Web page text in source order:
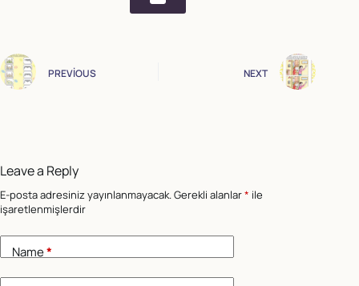
PREVIOUS NEXT
Leave a Reply
E-posta adresiniz yayınlanmayacak.Gerekli alanlar* ile
işaretlenmişlerdir
Name*